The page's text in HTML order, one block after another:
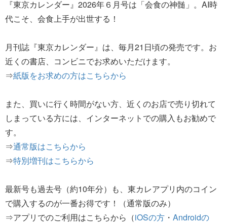
『東京カレンダー』2026年６月号は「会食の神髄」。AI時
代こそ、会食上手が出世する！
月刊誌『東京カレンダー』は、毎月21日頃の発売です。お
近くの書店、コンビニでお求めいただけます。
⇒紙版をお求めの方はこちらから
また、買いに行く時間がない方、近くのお店で売り切れて
しまっている方には、インターネットでの購入もお勧めで
す。
⇒通常版はこちらから
⇒特別増刊はこちらから
最新号も過去号（約10年分）も、東カレアプリ内のコイン
で購入するのが一番お得です！（通常版のみ）
⇒アプリでのご利用はこちらから（iOSの方 ・ Androidの